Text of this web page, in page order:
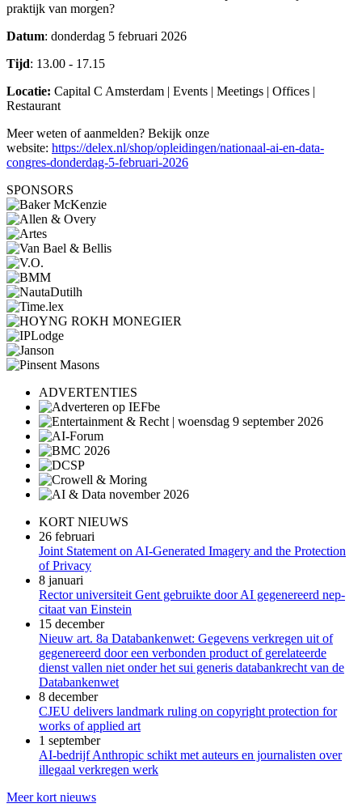
praktijk van morgen?
Datum: donderdag 5 februari 2026
Tijd: 13.00 - 17.15
Locatie: Capital C Amsterdam | Events | Meetings | Offices |
Restaurant
Meer weten of aanmelden? Bekijk onze
website: https://delex.nl/shop/opleidingen/nationaal-ai-en-data-
congres-donderdag-5-februari-2026
SPONSORS
ADVERTENTIES
KORT NIEUWS
26 februari
Joint Statement on AI-Generated Imagery and the Protection
of Privacy
8 januari
Rector universiteit Gent gebruikte door AI gegenereerd nep-
citaat van Einstein
15 december
Nieuw art. 8a Databankenwet: Gegevens verkregen uit of
gegenereerd door een verbonden product of gerelateerde
dienst vallen niet onder het sui generis databankrecht van de
Databankenwet
8 december
CJEU delivers landmark ruling on copyright protection for
works of applied art
1 september
AI-bedrijf Anthropic schikt met auteurs en journalisten over
illegaal verkregen werk
Meer kort nieuws